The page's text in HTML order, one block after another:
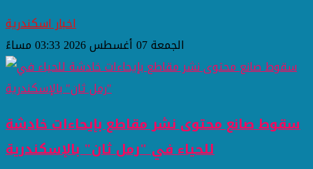
اخبار اسكندرية
الجمعة 07 أغسطس 2026 03:33 مساءً
سقوط صانع محتوى نشر مقاطع بإيحاءات خادشة
للحياء في "رمل ثان" بالإسكندرية